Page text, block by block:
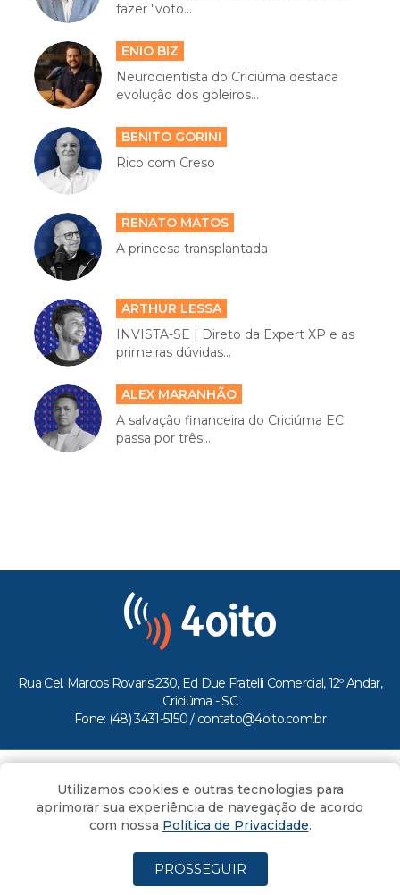
fazer "voto...
ENIO BIZ
Neurocientista do Criciúma destaca
evolução dos goleiros...
BENITO GORINI
Rico com Creso
RENATO MATOS
A princesa transplantada
ARTHUR LESSA
INVISTA-SE | Direto da Expert XP e as
primeiras dúvidas...
ALEX MARANHÃO
A salvação financeira do Criciúma EC
passa por três...
Rua Cel. Marcos Rovaris 230, Ed Due Fratelli Comercial, 12º Andar,
Criciúma - SC
Fone: (48) 3431-5150 / contato@4oito.com.br
Todos os direitos reservados ao Portal 4oito
Utilizamos cookies e outras tecnologias para
aprimorar sua experiência de navegação de acordo
com nossa Política de Privacidade.
PROSSEGUIR